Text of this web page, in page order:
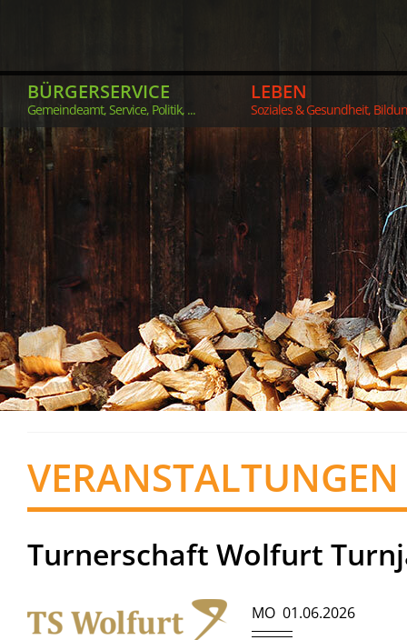
BÜRGERSERVICE
Gemeindeamt, Service, Politik, ...
LEBEN
Soziales & Gesundheit,
VERANSTALTUNGEN
Turnerschaft Wolfurt
MO 01.06.2026